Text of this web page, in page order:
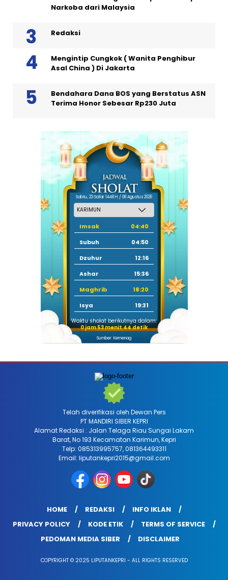
Narkoba dari Malaysia
Redaksi
Mengintip Cungkok ( Wanita Penghibur
Asal China ) Di Jakarta
Bendahara Dana BOS yang Berstatus ASN
Terima Honor Sebesar Rp230 Juta
Sabtu, 23 Safar 1448 H / 08 Agustus 2026
Imsak
04:40
Subuh
04:50
Dzuhur
12:16
Ashar
15:36
Maghrib
18:20
Isya
19:31
Waktu sholat berikutnya dalam:
0 jam 53 menit 43 detik
Sumber: Kemenag
Telah diverifikasi oleh Dewan Pers
PT MANDIRI SIBER KEPRI
Alamat Redaksi : Jalan Telaga Riau Sungai Lakam
Barat, No 193 Kecamatan Karimun, Kepri
Telp: 085313995757, 081364493311
Email: liputankepri2015@gmail.com
HOME REDAKSI
INFO IKLAN
PRIVACY POLICY
KODE ETIK
TERMS OF SERVICE
PEDOMAN MEDIA SIBER
DISCLAIMER
COPYRIGHT © 2025 LIPUTANKEPRI - ALL RIGHTS RESERVED